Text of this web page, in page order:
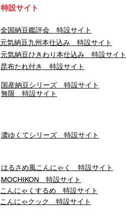
​特設サイト
​全国納豆鑑評会 特設サイト
​元気納豆九州本仕込み 特設サイト
元気納豆ひきわり本仕込み 特設サイト
昆布たれ付き 特設サイト
国産納豆シリーズ 特設サイト
無限 特設サイト
濃ゆくてシリーズ 特設サイト
はるさめ風こんにゃく 特設サイト
​MOCHIKON 特設サイト
こんにゃくするめ 特設サイト
こんにゃクック 特設サイト